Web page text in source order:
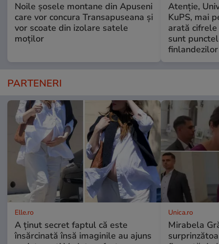
Noile șosele montane din Apuseni
care vor concura Transapuseana și
vor scoate din izolare satele
moților
Atenție,
KuPS, mai
arată
sunt
finlandezilor
PARTENERI
Elle.ro
A ținut secret faptul că este
însărcinată însă imaginile au ajuns
Unica.ro
Mirabela